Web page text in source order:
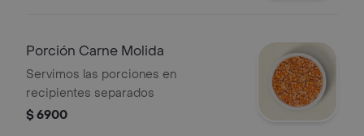
Porción Carne Molida
Servimos las porciones en
recipientes separados
$ 6900